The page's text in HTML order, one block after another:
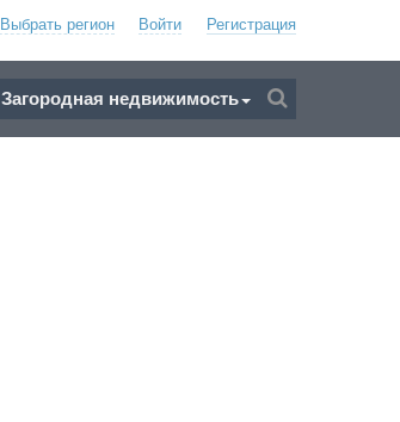
Выбрать регион Войти Регистрация
Загородная недвижимость